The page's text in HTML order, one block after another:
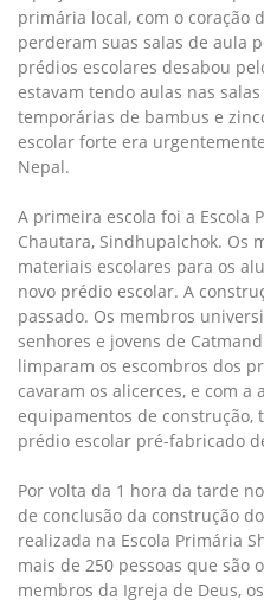
primária local, com o coração
perderam suas salas de aula
prédios escolares desabou
estavam tendo aulas nas
temporárias de bambus e
escolar forte era
Nepal.
A primeira escola foi a Escola
Chautara, Sindhupalchok. Os
materiais escolares para os
novo prédio escolar. A
passado. Os membros
senhores e jovens de
limparam os escombros dos
cavaram os alicerces, e com a
equipamentos de
prédio escolar pré-fabricado
Por volta da 1 hora da tarde
de conclusão da construção
realizada na Escola Primária
mais de 250 pessoas que são
membros da Igreja de Deus,